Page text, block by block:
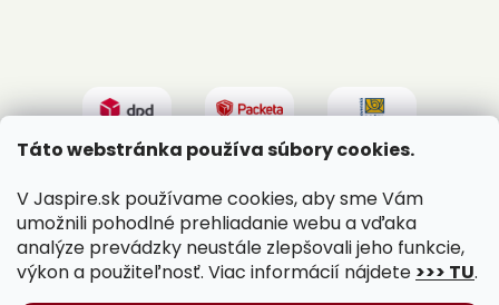
Táto webstránka používa súbory cookies.
V Jaspire.sk používame cookies, aby sme Vám
umožnili pohodlné prehliadanie webu a vďaka
analýze prevádzky neustále zlepšovali jeho funkcie,
výkon a použiteľnosť. Viac informácií nájdete >>> TU.